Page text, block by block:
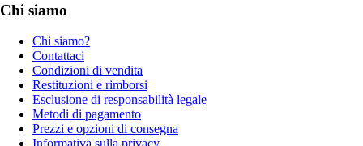
Chi siamo
Chi siamo?
Contattaci
Condizioni di vendita
Restituzioni e rimborsi
Esclusione di responsabilità legale
Metodi di pagamento
Prezzi e opzioni di consegna